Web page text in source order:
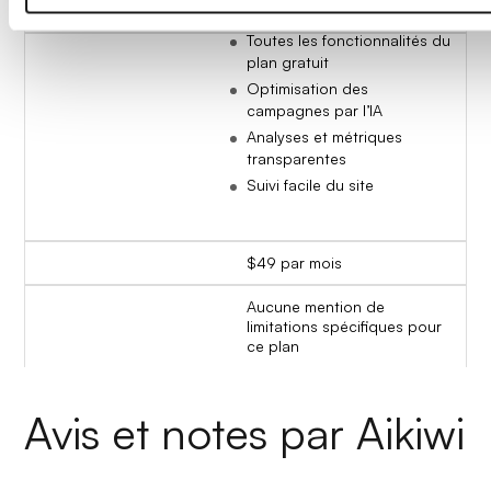
PME
Toutes les fonctionnalités du
plan gratuit
Optimisation des
campagnes par l’IA
Analyses et métriques
transparentes
Suivi facile du site
$49 par mois
Aucune mention de
limitations spécifiques pour
ce plan
Avis et notes par Aikiwi